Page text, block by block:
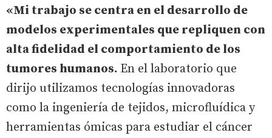
«Mi trabajo se centra en el desarrollo de
modelos experimentales que repliquen con
alta fidelidad el comportamiento de los
tumores humanos. En el laboratorio que
dirijo utilizamos tecnologías innovadoras
como la ingeniería de tejidos, microfluídica y
herramientas ómicas para estudiar el cáncer